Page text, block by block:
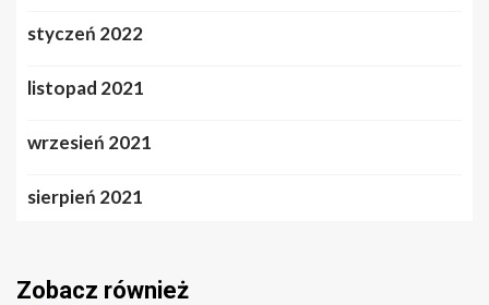
styczeń 2022
listopad 2021
wrzesień 2021
sierpień 2021
Zobacz również